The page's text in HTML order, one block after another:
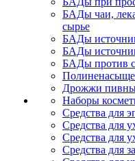
БАДы чаи,
сырье
БАДы
БАДы
БАДы против
Дрожжи
Наборы
Средства для
Средства для
Средства для
Средства для